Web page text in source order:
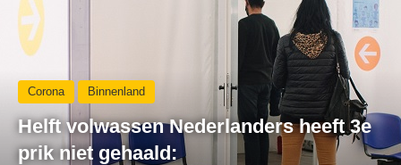
Corona Binnenland
Helft volwassen Nederlanders heeft 3e
prik niet gehaald: